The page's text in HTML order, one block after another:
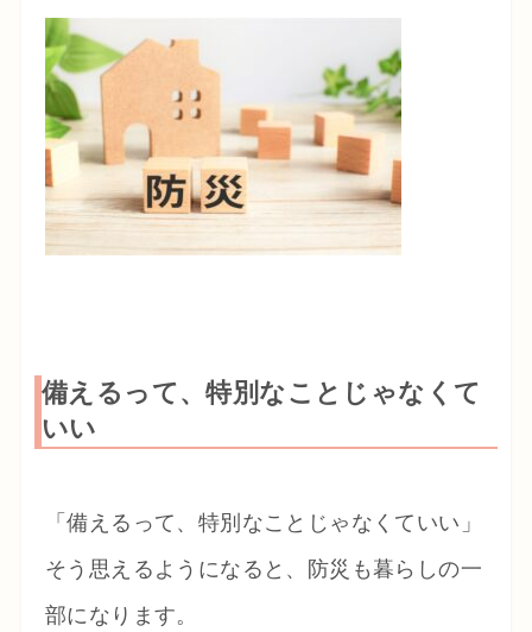
備えるって、特別なことじゃなくて
いい
「備えるって、特別なことじゃなくていい」
そう思えるようになると、防災も暮らしの一
部になります。